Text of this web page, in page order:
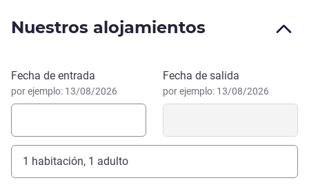
cultural.
Nuestros alojamientos
Reservar este hotel
Fecha de entrada
por ejemplo: 13/08/2026
Fecha de salida
por ejemplo: 13/08/2026
1 habitación, 1 adulto